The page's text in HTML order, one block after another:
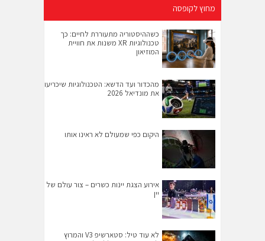
מחוץ לקופסה
כשההיסטוריה מתעוררת לחיים: כך
טכנולוגיות XR משנות את חוויית
המוזיאון
מהכדור ועד הדשא: הטכנולוגיות שיכריעו
את מונדיאל 2026
היקום כפי שמעולם לא ראינו אותו
אירוע הצגת יינות כשרים – צור עולם של
יין
לא עוד טיל: סטארשיפ V3 והמרוץ